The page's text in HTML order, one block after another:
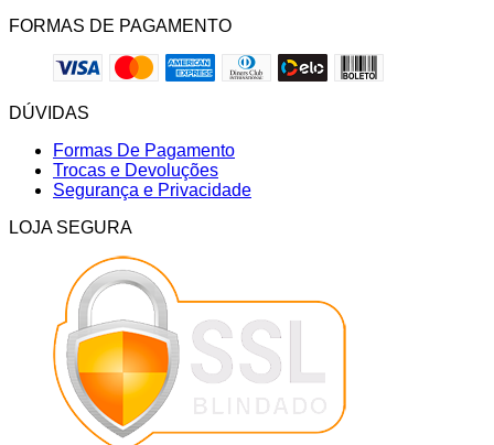
FORMAS DE PAGAMENTO
DÚVIDAS
Formas De Pagamento
Trocas e Devoluções
Segurança e Privacidade
LOJA SEGURA